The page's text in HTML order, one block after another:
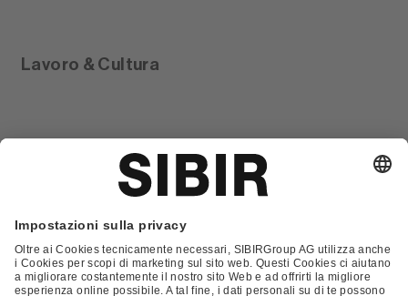
Lavoro & Cultura
Contatto
FAQ